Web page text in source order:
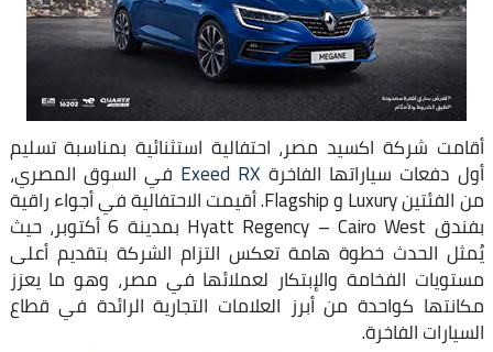
أقامت شركة اكسيد مصر، احتفالية استثنائية بمناسبة تسليم
أول دفعات سياراتها الفاخرة Exeed RX في السوق المصري،
من الفئتين Luxury و Flagship. أقيمت الاحتفالية في أجواء راقية
بفندق Hyatt Regency – Cairo West بمدينة 6 أكتوبر، حيث
يُمثل الحدث خطوة هامة تعكس التزام الشركة بتقديم أعلى
مستويات الفخامة والإبتكار لعملائها في مصر، وهو ما يعزز
مكانتها كواحدة من أبرز العلامات التجارية الرائدة في قطاع
السيارات الفاخرة.